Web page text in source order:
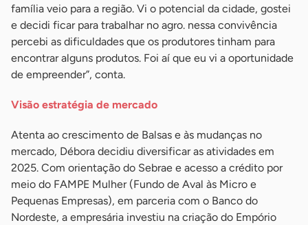
família veio para a região. Vi o potencial da cidade, gostei
e decidi ficar para trabalhar no agro. nessa convivência
percebi as dificuldades que os produtores tinham para
encontrar alguns produtos. Foi aí que eu vi a oportunidade
de empreender”, conta.
Visão estratégia de mercado
Atenta ao crescimento de Balsas e às mudanças no
mercado, Débora decidiu diversificar as atividades em
2025. Com orientação do Sebrae e acesso a crédito por
meio do FAMPE Mulher (Fundo de Aval às Micro e
Pequenas Empresas), em parceria com o Banco do
Nordeste, a empresária investiu na criação do Empório